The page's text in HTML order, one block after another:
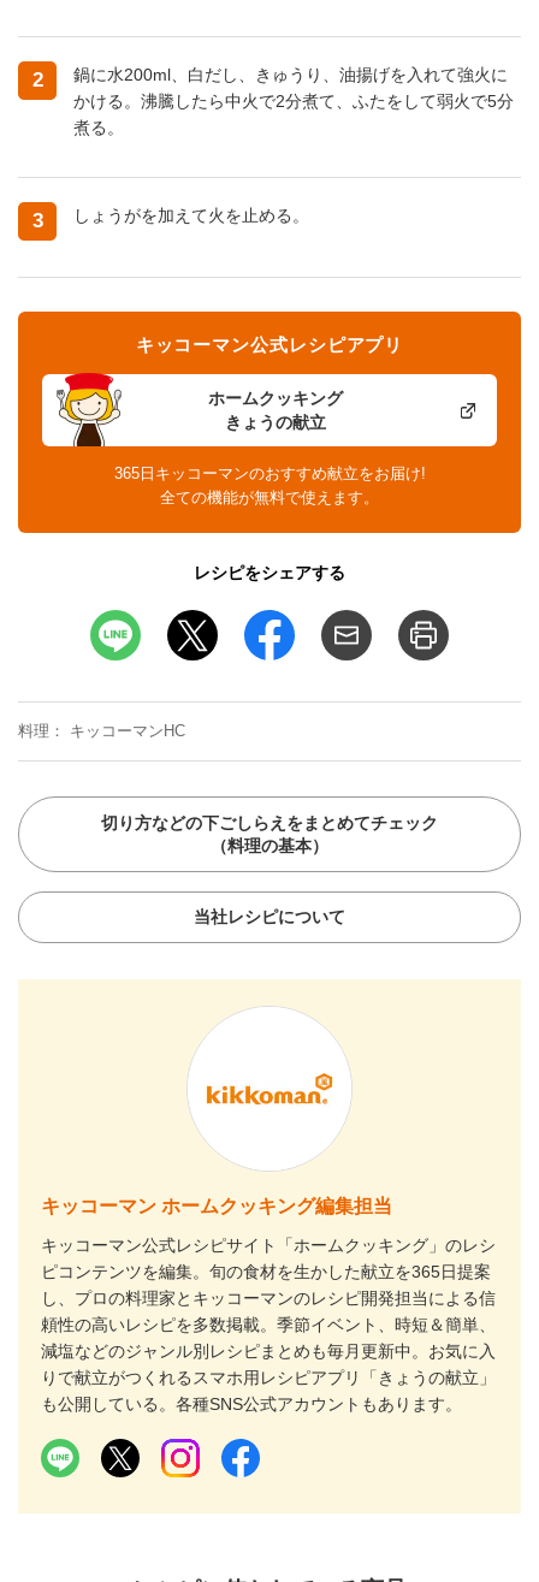
2
鍋に水200ml、白だし、きゅうり、油揚げを入れて強火に
かける。沸騰したら中火で2分煮て、ふたをして弱火で5分
煮る。
3 しょうがを加えて火を止める。
ホームクッキング
きょうの献立
キッコーマン公式レシピアプリ
365日キッコーマンのおすすめ献立をお届け!
全ての機能が無料で使えます。
レシピをシェアする
料理 キッコーマンHC
切り方などの下ごしらえをまとめてチェック
（料理の基本）
当社レシピについて
キッコーマン ホームクッキング編集担当
キッコーマン公式レシピサイト「ホームクッキング」のレシ
ピコンテンツを編集。旬の食材を生かした献立を365日提案
し、プロの料理家とキッコーマンのレシピ開発担当による信
頼性の高いレシピを多数掲載。季節イベント、時短＆簡単、
減塩などのジャンル別レシピまとめも毎月更新中。お気に入
りで献立がつくれるスマホ用レシピアプリ「きょうの献立」
も公開している。各種SNS公式アカウントもあります。